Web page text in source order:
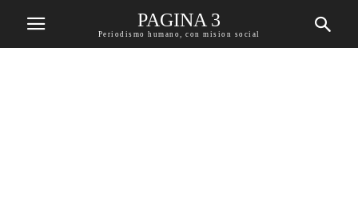
PAGINA 3
Periodismo humano, con mision social